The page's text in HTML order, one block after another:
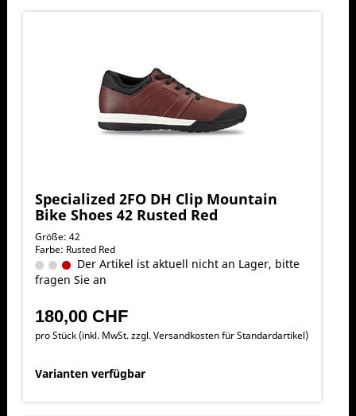
Specialized 2FO DH Clip Mountain
Bike Shoes 42 Rusted Red
Größe: 42
Farbe: Rusted Red
Der Artikel ist aktuell nicht an Lager, bitte
fragen Sie an
180,00 CHF
pro Stück (inkl. MwSt. zzgl.Versandkosten für Standardartikel)
Varianten verfügbar